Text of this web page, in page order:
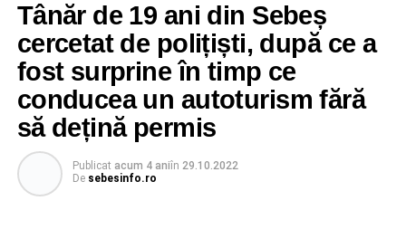
Tânăr de 19 ani din Sebeș
cercetat de polițiști, după ce a
fost surprine în timp ce
conducea un autoturism fără
să dețină permis
Publicat acum 4 aniîn 29.10.2022
De sebesinfo.ro